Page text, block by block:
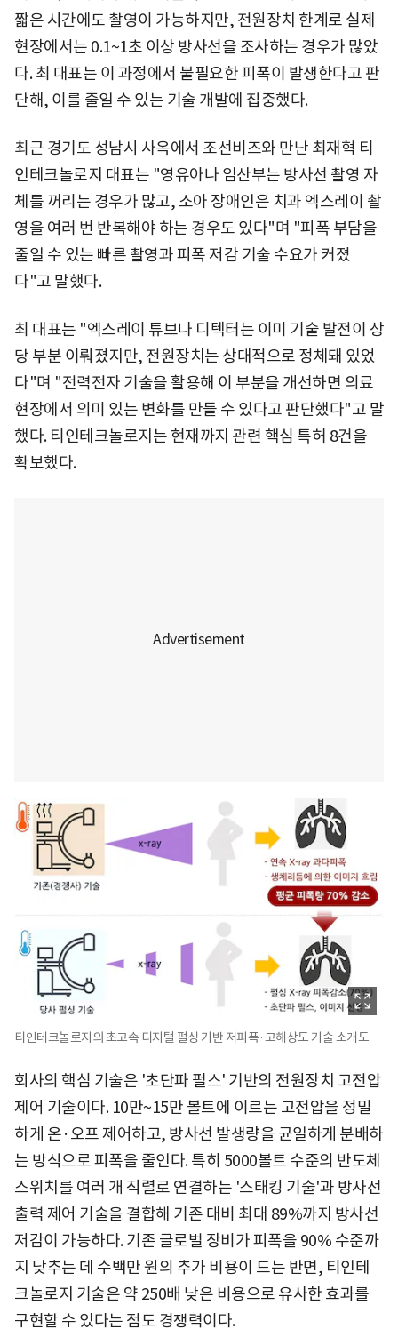
짧은 시간에도 촬영이 가능하지만, 전원장치 한계로 실제
현장에서는 0.1~1초 이상 방사선을 조사하는 경우가 많았
다. 최 대표는 이 과정에서 불필요한 피폭이 발생한다고 판
단해, 이를 줄일 수 있는 기술 개발에 집중했다.
최근 경기도 성남시 사옥에서 조선비즈와 만난 최재혁 티
인테크놀로지 대표는 "영유아나 임산부는 방사선 촬영 자
체를 꺼리는 경우가 많고, 소아 장애인은 치과 엑스레이 촬
영을 여러 번 반복해야 하는 경우도 있다"며 "피폭 부담을
줄일 수 있는 빠른 촬영과 피폭 저감 기술 수요가 커졌
다"고 말했다.
최 대표는 "엑스레이 튜브나 디텍터는 이미 기술 발전이 상
당 부분 이뤄졌지만, 전원장치는 상대적으로 정체돼 있었
다"며 "전력전자 기술을 활용해 이 부분을 개선하면 의료
현장에서 의미 있는 변화를 만들 수 있다고 판단했다"고 말
했다. 티인테크놀로지는 현재까지 관련 핵심 특허 8건을
확보했다.
티인테크놀로지의 초고속 디지털 펄싱 기반 저피폭·고해상도 기술 소개도
회사의 핵심 기술은 '초단파 펄스' 기반의 전원장치 고전압
제어 기술이다. 10만~15만 볼트에 이르는 고전압을 정밀
하게 온·오프 제어하고, 방사선 발생량을 균일하게 분배하
는 방식으로 피폭을 줄인다. 특히 5000볼트 수준의 반도체
스위치를 여러 개 직렬로 연결하는 '스태킹 기술'과 방사선
출력 제어 기술을 결합해 기존 대비 최대 89%까지 방사선
저감이 가능하다. 기존 글로벌 장비가 피폭을 90% 수준까
지 낮추는 데 수백만 원의 추가 비용이 드는 반면, 티인테
크놀로지 기술은 약 250배 낮은 비용으로 유사한 효과를
구현할 수 있다는 점도 경쟁력이다.